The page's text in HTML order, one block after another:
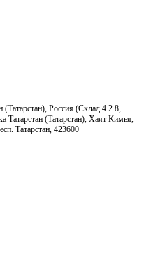
Россия (Склад 4.2.8,
(Татарстан), Хаят Кимья,
Татарстан, 423600